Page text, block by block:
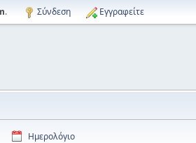
. Σύνδεση Εγγραφείτε
Ημερολόγιο